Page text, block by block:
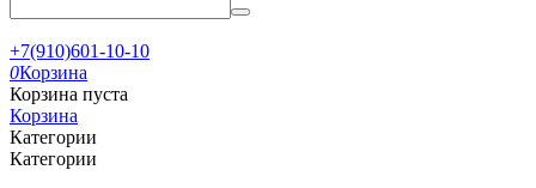
+7(910)601-10-10
0Корзина
Корзина пуста
Корзина
Категории
Категории